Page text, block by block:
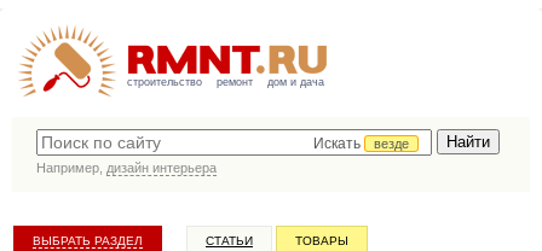
строительство ремонт дом и дача
Искать
везде
Например, дизайн интерьера
ВЫБРАТЬ РАЗДЕЛ СТАТЬИ ТОВАРЫ